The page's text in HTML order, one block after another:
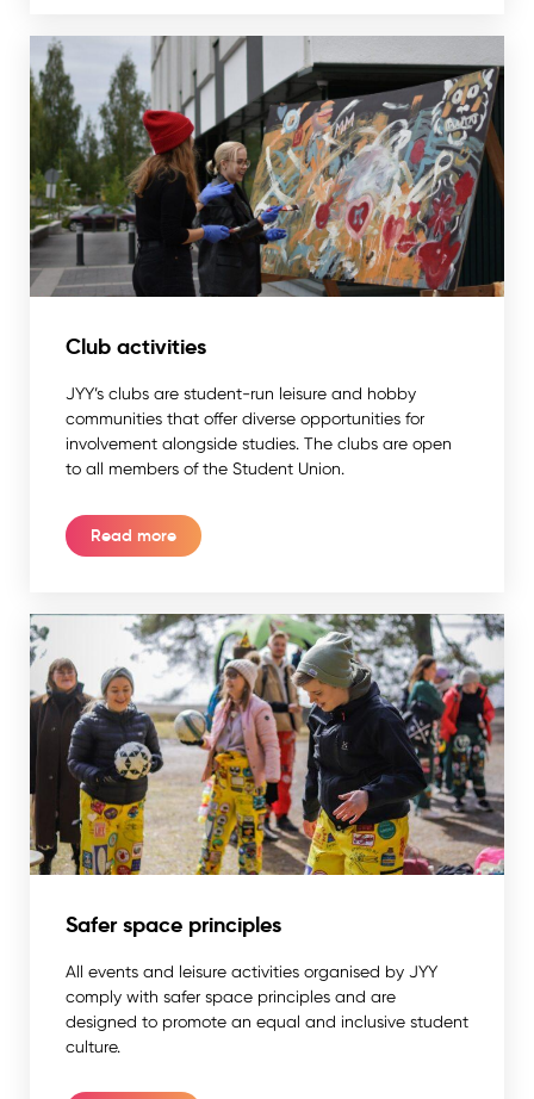
Club activities
JYY’s clubs are student-run leisure and hobby
communities that offer diverse opportunities for
involvement alongside studies. The clubs are open
to all members of the Student Union.
Read more
Safer space principles
All events and leisure activities organised by JYY
comply with safer space principles and are
designed to promote an equal and inclusive student
culture.